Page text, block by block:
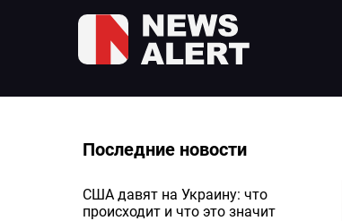
Последние новости
США давят на Украину: что
происходит и что это значит